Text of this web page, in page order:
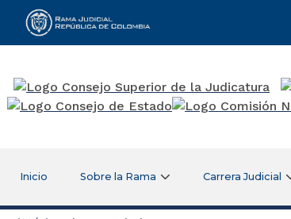
Rama Judicial
Inicio Sobre la Rama Carrera Judicial